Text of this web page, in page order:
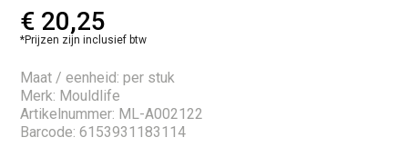
€ 20,25
*Prijzen zijn inclusief btw
Maat / eenheid: per stuk
Merk: Mouldlife
Artikelnummer: ML-A002122
Barcode: 6153931183114